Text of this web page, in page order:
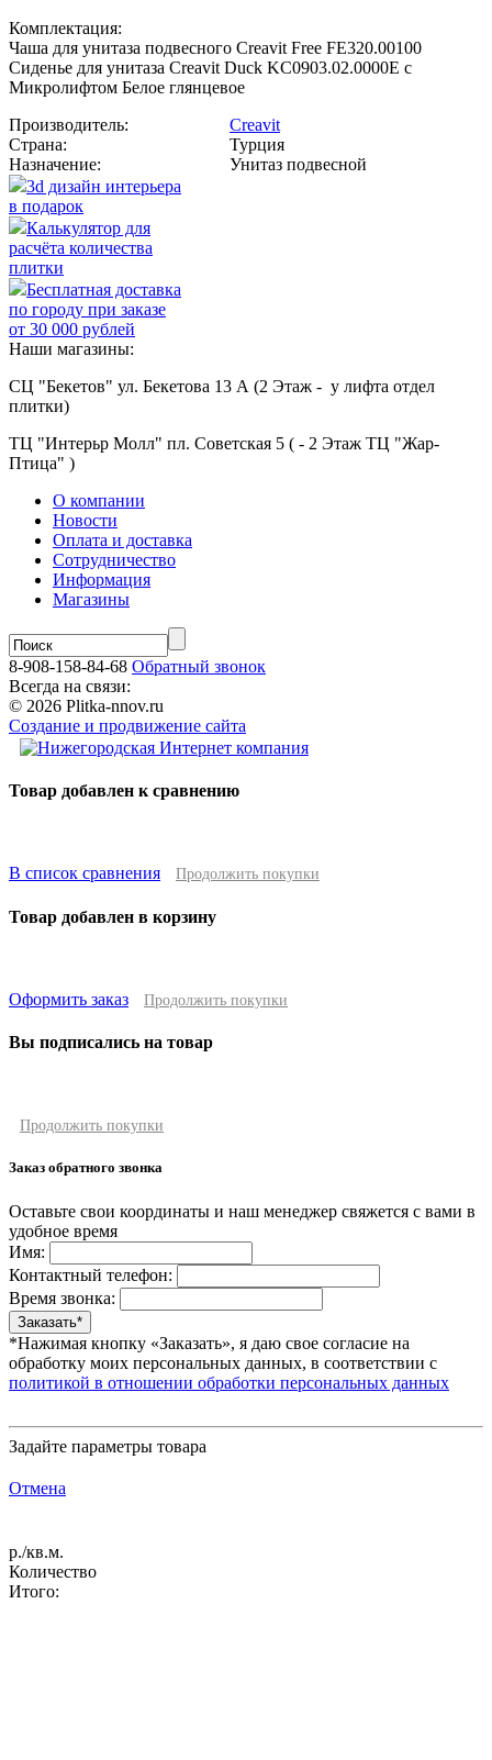
Комплектация:
Чаша для унитаза подвесного Creavit Free FE320.00100
Сиденье для унитаза Creavit Duck KC0903.02.0000E с
Микролифтом Белое глянцевое
Производитель:
Creavit
Страна:
Турция
Назначение:
Унитаз подвесной
3d дизайн интерьера
в подарок
Калькулятор для
расчёта количества
плитки
Бесплатная доставка
по городу при заказе
от 30 000 рублей
Наши магазины:
СЦ "Бекетов" ул. Бекетова 13 А (2 Этаж - у лифта отдел
плитки)
ТЦ "Интерьр Молл" пл. Советская 5 ( - 2 Этаж ТЦ "Жар-
Птица" )
О компании
Новости
Оплата и доставка
Сотрудничество
Информация
Магазины
8-908-158-84-68 Обратный звонок
Всегда на связи:
© 2026 Plitka-nnov.ru
Создание и продвижение сайта
Товар добавлен к сравнению
В список сравнения Продолжить покупки
Товар добавлен в корзину
Оформить заказ Продолжить покупки
Вы подписались на товар
Продолжить покупки
Заказ обратного звонка
Оставьте свои координаты и наш менеджер свяжется с вами в
удобное время
Имя:
Контактный телефон:
Время звонка:
*Нажимая кнопку «Заказать», я даю свое согласие на
обработку моих персональных данных, в соответствии с
политикой в отношении обработки персональных данных
Задайте параметры товара
Отмена
р./кв.м.
Количество
Итого: